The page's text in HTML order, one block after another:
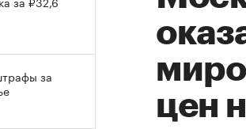
цен
за